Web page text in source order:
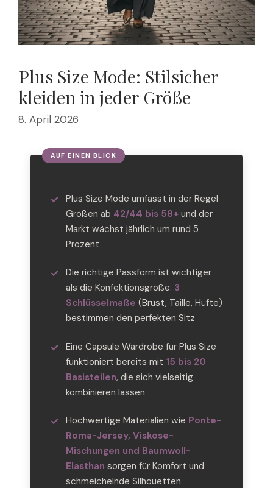
Plus Size Mode: Stilsicher
kleiden in jeder Größe
8. April 2026
Plus Size Mode umfasst in der Regel
Größen ab 42/44 bis 58+und der
Markt wächst jährlich um rund 5
Prozent
Die richtige Passform ist wichtiger
als die Konfektionsgröße: 3
Schlüsselmaße (Brust, Taille, Hüfte)
bestimmen den perfekten Sitz
Eine Capsule Wardrobe für Plus Size
funktioniert bereits mit 15 bis 20
Basisteilen, die sich vielseitig
kombinieren lassen
Hochwertige Materialien wie Ponte-
Roma-Jersey, Viskose-
Mischungen und Baumwoll-
Elasthan sorgen für Komfort und
schmeichelnde Silhouetten